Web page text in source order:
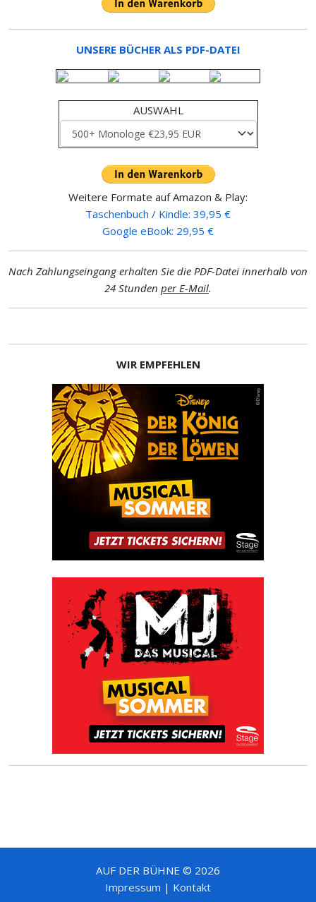
UNSERE BÜCHER ALS PDF-DATEI
AUSWAHL
Weitere Formate auf Amazon & Play:
Taschenbuch / Kindle: 39,95 €
Google eBook: 29,95 €
Nach Zahlungseingang erhalten Sie die PDF-Datei innerhalb von
24 Stunden per E-Mail.
WIR EMPFEHLEN
AUF DER BÜHNE © 2026
Impressum | Kontakt